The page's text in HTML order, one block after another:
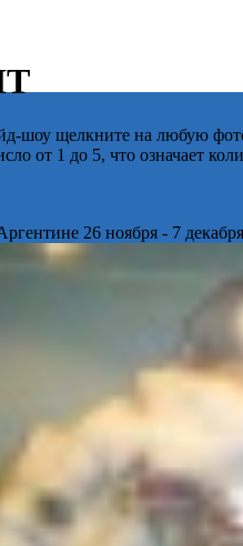
шоу щелкните на любую
от 1 до 5, что означает
26 ноября - 7